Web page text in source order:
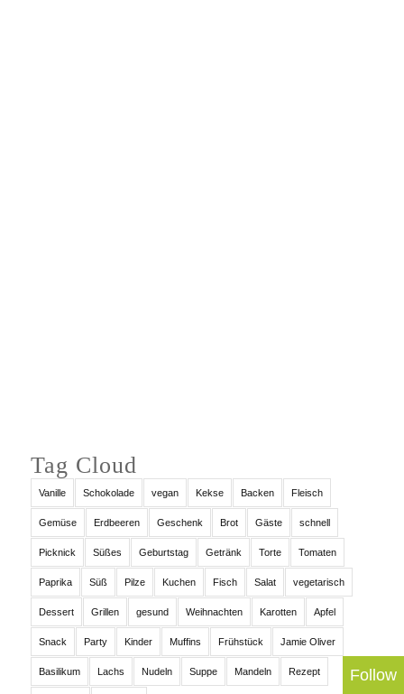
Tag Cloud
Vanille Schokolade vegan Kekse Backen Fleisch
Gemüse Erdbeeren Geschenk Brot Gäste schnell
Picknick Süßes Geburtstag Getränk Torte Tomaten
Paprika Süß Pilze Kuchen Fisch Salat vegetarisch
Dessert Grillen gesund Weihnachten Karotten Apfel
Snack Party Kinder Muffins Frühstück Jamie Oliver
Basilikum Lachs Nudeln Suppe Mandeln Rezept Follow